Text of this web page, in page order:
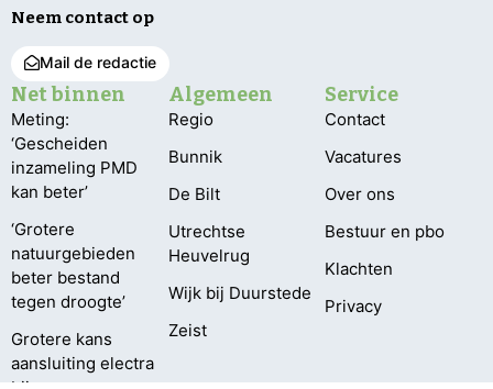
Neem contact op
Mail de redactie
Net binnen
Meting:
‘Gescheiden
inzameling PMD
kan beter’
‘Grotere
natuurgebieden
beter bestand
tegen droogte’
Grotere kans
aansluiting electra
Algemeen
Regio
Bunnik
De Bilt
Utrechtse
Heuvelrug
Wijk bij Duurstede
Zeist
Service
Contact
Vacatures
Over ons
Bestuur en pbo
Klachten
Privacy